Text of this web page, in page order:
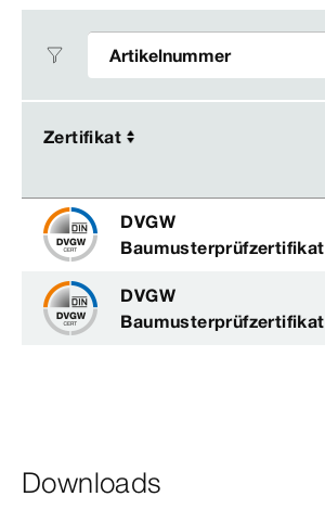
Zertifikat
Zertifikat
DVGW
Baumusterprüfzertifikat
DVGW
Baumusterprüfzertifikat
Downloads